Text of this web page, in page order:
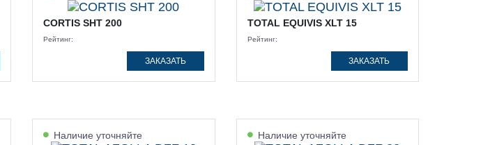
CORTIS SHT 200
Рейтинг:
ЗАКАЗАТЬ
TOTAL EQUIVIS XLT 15
Рейтинг:
ЗАКАЗАТЬ
Наличие уточняйте Наличие уточняйте